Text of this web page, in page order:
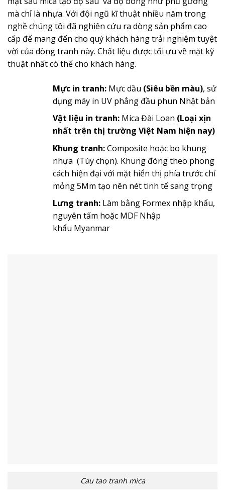
mà chỉ là nhựa. Với đội ngũ kĩ thuật nhiều năm trong
nghề chúng tôi đã nghiên cứu ra dòng sản phẩm cao
cấp để mang đến cho quý khách hàng trải nghiệm tuyệt
vời của dòng tranh này. Chất liệu được tối ưu về mặt kỹ
thuật nhất có thể cho khách hàng.
Mực in tranh:Mực dầu (Siêu bền màu), sử
dụng máy in UV phẳng đầu phun Nhật bản
Vật liệu in tranh:Mica Đài Loan (Loại xịn
nhất trên thị trường Việt Nam hiện nay)
Khung tranh:Composite hoặc bo khung
nhựa (Tùy chọn). Khung đóng theo phong
cách hiện đại với mặt hiển thị phía trước chỉ
mỏng 5Mm tạo nên nét tinh tế sang trọng
Lưng tranh:Làm bằng Formex nhập khẩu,
nguyên tấm hoặc MDF Nhập
khẩu Myanmar
Cau tao tranh mica